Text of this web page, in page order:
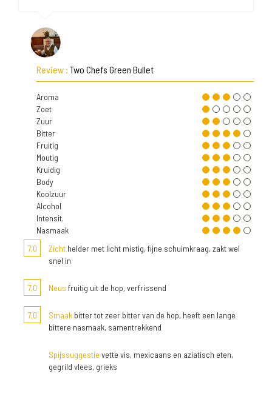
Review : Two Chefs Green Bullet
Aroma
Zoet
Zuur
Bitter
Fruitig
Moutig
Kruidig
Body
Koolzuur
Alcohol
Intensit.
Nasmaak
7,0
Zicht helder met licht mistig, fijne schuimkraag, zakt wel
snel in
7,0 Neus fruitig uit de hop, verfrissend
7,0 Smaak bitter tot zeer bitter van de hop, heeft een lange
bittere nasmaak, samentrekkend
Spijssuggestie vette vis, mexicaans en aziatisch eten,
gegrild vlees, grieks